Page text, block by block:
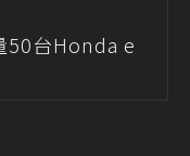
台Honda e